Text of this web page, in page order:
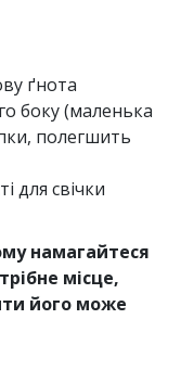
ґнота
боку (маленька
полегшить
для свічки
намагайтеся
місце,
його може